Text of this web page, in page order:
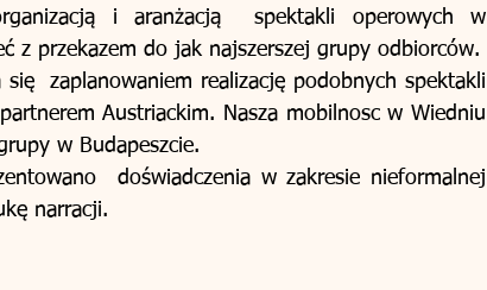
i aranżacją  spektakli operowych w
się  zaplanowaniem realizację podobnych spektakli
Austriackim. Nasza mobilnosc w Wiedniu
w Budapeszcie.
doświadczenia w zakresie nieformalnej
narracji.